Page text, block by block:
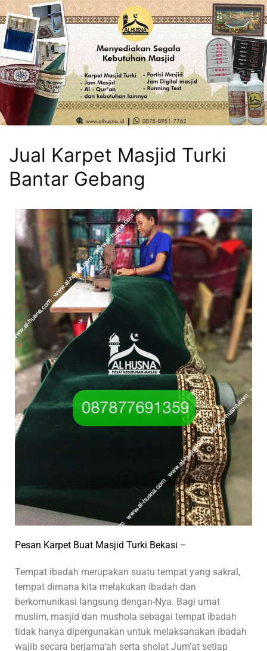
Jual Karpet Masjid Turki
Bantar Gebang
Pesan Karpet Buat Masjid Turki Bekasi –
Tempat ibadah merupakan suatu tempat yang sakral,
tempat dimana kita melakukan ibadah dan
berkomunikasi langsung dengan-Nya. Bagi umat
muslim, masjid dan mushola sebagai tempat ibadah
tidak hanya dipergunakan untuk melaksanakan ibadah
wajib secara berjama’ah serta sholat Jum’at setiap